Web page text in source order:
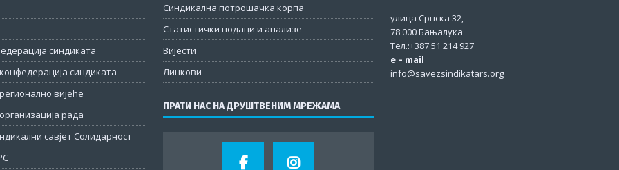
синдиката
синдиката
вијеће
рада
савјет Солидарност
Синдикална потрошачка корпа
Статистички подаци и анализе
Вијести
Линкови
ПРАТИ НАС НА ДРУШТВЕНИМ МРЕЖАМА
улица Српска 32,
78 000 Бањалука
Тел.:+387 51 214 927
e – mail
info@savezsindikatars.org